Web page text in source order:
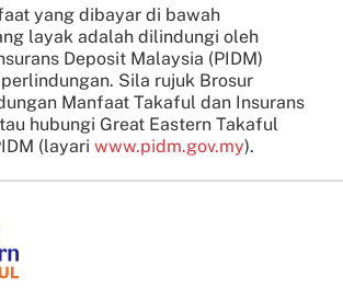
yang dibayar di bawah
layak adalah dilindungi oleh
Deposit Malaysia (PIDM)
Sila rujuk Brosur
Manfaat Takaful dan Insurans
hubungi Great Eastern Takaful
(layari www.pidm.gov.my).